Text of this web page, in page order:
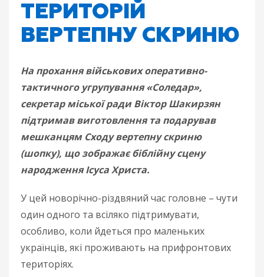
ТЕРИТОРІЙ
ВЕРТЕПНУ СКРИНЮ
На прохання військових оперативно-
тактичного угрупування «Соледар»,
секретар міської ради Віктор Шакирзян
підтримав виготовлення та подарував
мешканцям Сходу вертепну скриню
(шопку), що зображає біблійну сцену
народження Ісуса Христа.
У цей новорічно-різдвяний час головне – чути
один одного та всіляко підтримувати,
особливо, коли йдеться про маленьких
українців, які проживають на прифронтових
територіях.